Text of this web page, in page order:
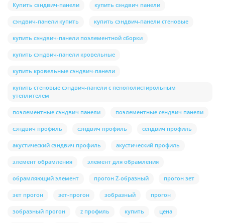
Купить сэндвич-панели купить сэндвич панели
сэндвич-панели купить купить сэндвич-панели стеновые
купить сэндвич-панели поэлементной сборки
купить сэндвич-панели кровельные
купить кровельные сэндвич-панели
купить стеновые сэндвич-панели с пенополистирольным
утеплителем
поэлементные сэндвич панели поэлементные сендвич панели
сэндвич профиль сэндвич профиль сендвич профиль
акустический сэндвич профиль акустический профиль
элемент обрамления элемент для обрамления
обрамляющий элемент прогон Z-образный прогон зет
зет прогон зет-прогон зобразный прогон
зобразный прогон z профиль купить цена